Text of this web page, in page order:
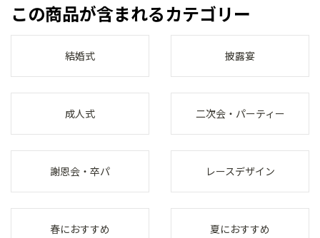
この商品が含まれるカテゴリー
結婚式 披露宴
成人式 二次会・パーティー
謝恩会・卒パ レースデザイン
春におすすめ 夏におすすめ